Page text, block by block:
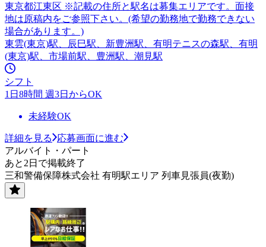
東京都江東区 ※記載の住所と駅名は募集エリアです。面接
地は原稿内をご参照下さい。(希望の勤務地で勤務できない
場合があります。)
東雲(東京)駅、辰巳駅、新豊洲駅、有明テニスの森駅、有明
(東京)駅、市場前駅、豊洲駅、潮見駅
シフト
1日8時間 週3日からOK
未経験OK
詳細を見る
応募画面に進む
アルバイト・パート
あと2日で掲載終了
三和警備保障株式会社 有明駅エリア 列車見張員(夜勤)